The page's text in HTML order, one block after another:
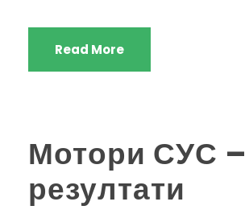
Read More
Мотори СУС –
резултати